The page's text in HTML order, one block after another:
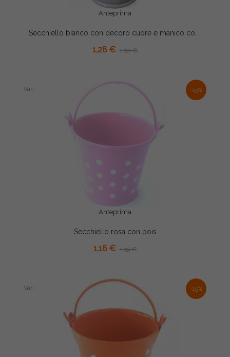
Anteprima
1,28 € 1,50 €
-15%
Anteprima
Vari
Secchiello rosa con pois
1,18 € 1,39 €
-15%
Vari